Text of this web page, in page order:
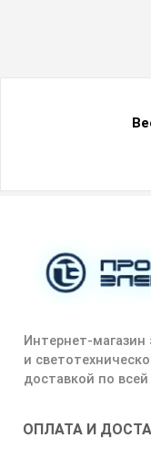
Интернет-магазин
и
доставкой по
ОПЛАТА И